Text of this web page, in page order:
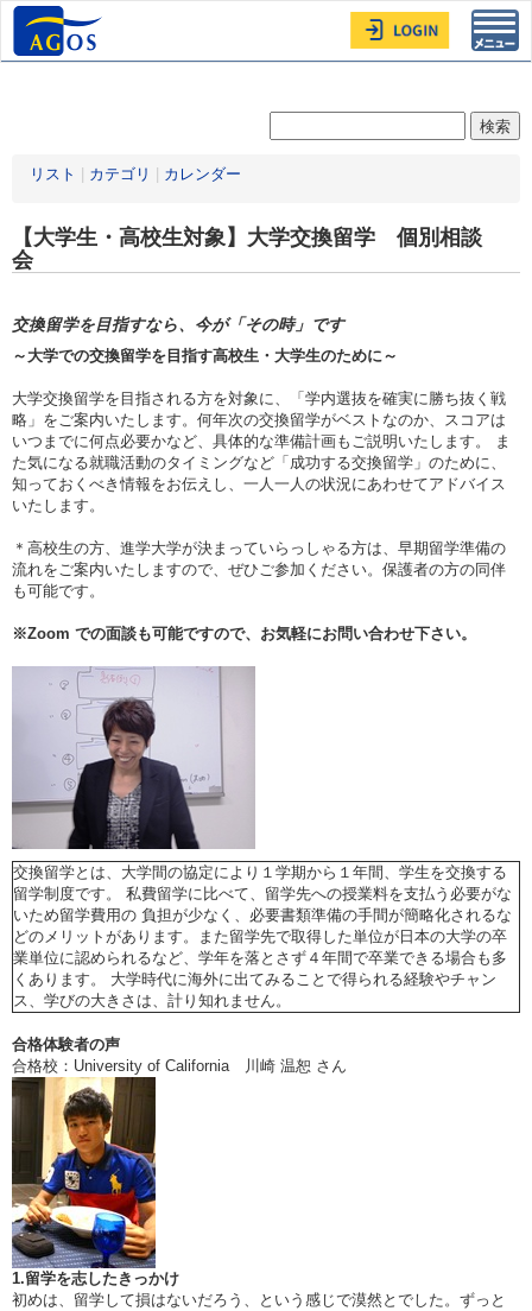
リスト カテゴリ カレンダー
【大学生・高校生対象】大学交換留学 個別相談
会
交換留学を目指すなら、今が「その時」です
～大学での交換留学を目指す高校生・大学生のために～
大学交換留学を目指される方を対象に、「学内選抜を確実に勝ち抜く戦
略」をご案内いたします。何年次の交換留学がベストなのか、スコアは
いつまでに何点必要かなど、具体的な準備計画もご説明いたします。 ま
た気になる就職活動のタイミングなど「成功する交換留学」のために、
知っておくべき情報をお伝えし、一人一人の状況にあわせてアドバイス
いたします。
＊高校生の方、進学大学が決まっていらっしゃる方は、早期留学準備の
流れをご案内いたしますので、ぜひご参加ください。保護者の方の同伴
も可能です。
※Zoom での面談も可能ですので、お気軽にお問い合わせ下さい。
交換留学とは、大学間の協定により１学期から１年間、学生を交換する
留学制度です。 私費留学に比べて、留学先への授業料を支払う必要がな
いため留学費用の 負担が少なく、必要書類準備の手間が簡略化されるな
どのメリットがあります。また留学先で取得した単位が日本の大学の卒
業単位に認められるなど、学年を落とさず４年間で卒業できる場合も多
くあります。 大学時代に海外に出てみることで得られる経験やチャン
ス、学びの大きさは、計り知れません。
合格体験者の声
合格校：University of California 川崎 温恕 さん
1.留学を志したきっかけ
初めは、留学して損はないだろう、という感じで漠然とでした。ずっと